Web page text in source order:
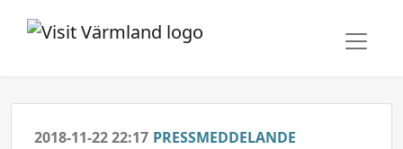
2018-11-22 22:17 PRESSMEDDELANDE